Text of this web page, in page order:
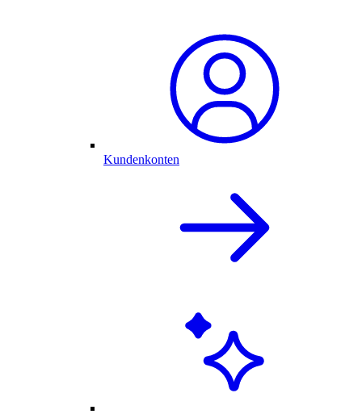
Kundenkonten